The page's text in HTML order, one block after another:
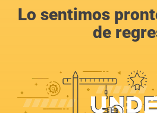
Lo sentimos
de